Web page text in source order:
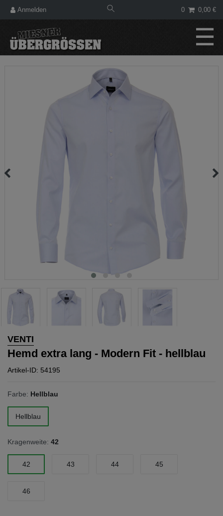
Anmelden 0 0,00 €
☰
VENTI
Hemd extra lang - Modern Fit - hellblau
Artikel-ID: 54195
Farbe: Hellblau
Hellblau
Kragenweite: 42
42 43 44 45
46